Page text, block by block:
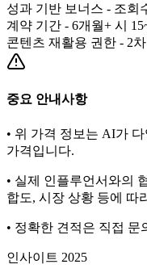
성과 기반 보너스 - 조회
계약 기간 - 6개월+ 시
콘텐츠 재활용 권한 - 2
중요 안내사항
• 위 가격 정보는 AI가
가격입니다.
• 실제 인플루언서와의
합도, 시장 상황 등에 따
• 정확한 견적은 직접
인사이트 2025